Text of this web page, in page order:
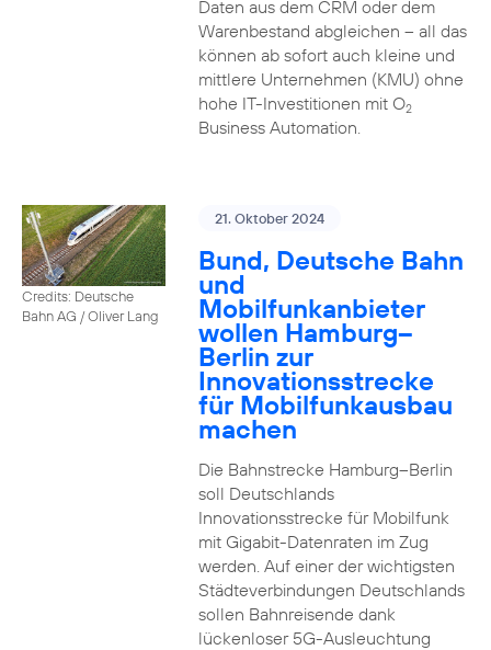
Daten aus dem CRM oder dem
Warenbestand abgleichen – all das
können ab sofort auch kleine und
mittlere Unternehmen (KMU) ohne
hohe IT-Investitionen mit O2
Business Automation.
Credits: Deutsche
Bahn AG / Oliver Lang
21. Oktober 2024
Bund, Deutsche Bahn
und
Mobilfunkanbieter
wollen Hamburg–
Berlin zur
Innovationsstrecke
für Mobilfunkausbau
machen
Die Bahnstrecke Hamburg–Berlin
soll Deutschlands
Innovationsstrecke für Mobilfunk
mit Gigabit-Datenraten im Zug
werden. Auf einer der wichtigsten
Städteverbindungen Deutschlands
sollen Bahnreisende dank
lückenloser 5G-Ausleuchtung